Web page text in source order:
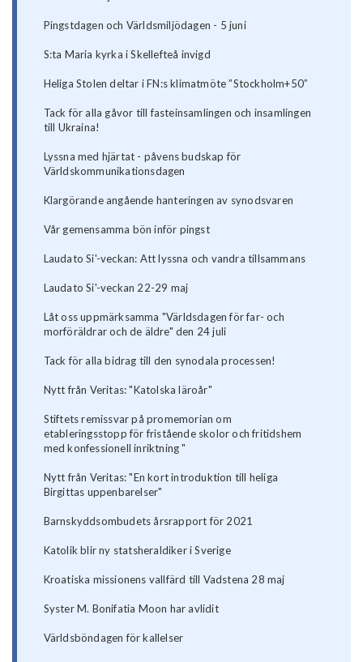
Pingstdagen och Världsmiljödagen - 5 juni
S:ta Maria kyrka i Skellefteå invigd
Heliga Stolen deltar i FN:s klimatmöte ”Stockholm+50”
Tack för alla gåvor till fasteinsamlingen och insamlingen
till Ukraina!
Lyssna med hjärtat - påvens budskap för
Världskommunikationsdagen
Klargörande angående hanteringen av synodsvaren
Vår gemensamma bön inför pingst
Laudato Si'-veckan: Att lyssna och vandra tillsammans
Laudato Si'-veckan 22-29 maj
Låt oss uppmärksamma "Världsdagen för far- och
morföräldrar och de äldre" den 24 juli
Tack för alla bidrag till den synodala processen!
Nytt från Veritas: "Katolska läroår"
Stiftets remissvar på promemorian om
etableringsstopp för fristående skolor och fritidshem
med konfessionell inriktning "
Nytt från Veritas: "En kort introduktion till heliga
Birgittas uppenbarelser"
Barnskyddsombudets årsrapport för 2021
Katolik blir ny statsheraldiker i Sverige
Kroatiska missionens vallfärd till Vadstena 28 maj
Syster M. Bonifatia Moon har avlidit
Världsböndagen för kallelser